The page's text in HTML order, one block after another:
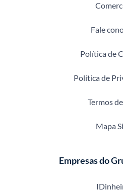
Fale
Política de
Política de
Termos
Mapa
Empresas do